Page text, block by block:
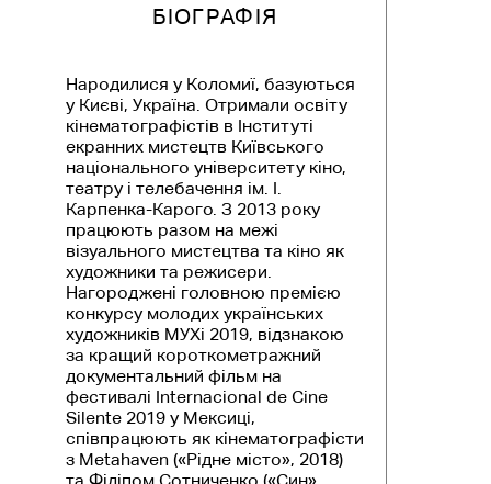
БІОГРАФІЯ
Народилися у Коломиї, базуються
у Києві, Україна. Отримали освіту
кінематографістів в Інституті
екранних мистецтв Київського
національного університету кіно,
театру і телебачення ім. І.
Карпенка-Карого. З 2013 року
працюють разом на межі
візуального мистецтва та кіно як
художники та режисери.
Нагороджені головною премією
конкурсу молодих українських
художників МУХі 2019, відзнакою
за кращий короткометражний
документальний фільм на
фестивалі Internacional de Cine
Silente 2019 у Мексиці,
співпрацюють як кінематографісти
з Metahaven («Рідне місто», 2018)
та Філіпом Сотниченко («Син»,